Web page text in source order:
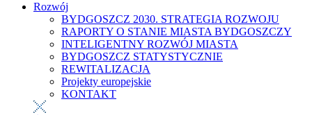
Rozwój
BYDGOSZCZ 2030. STRATEGIA ROZWOJU
RAPORTY O STANIE MIASTA BYDGOSZCZY
INTELIGENTNY ROZWÓJ MIASTA
BYDGOSZCZ STATYSTYCZNIE
REWITALIZACJA
Projekty europejskie
KONTAKT